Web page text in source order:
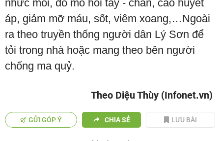
nhức mỏi, đổ mồ hôi tay - chân, cao huyết
áp, giảm mỡ máu, sốt, viêm xoang,…Ngoài
ra theo truyền thống người dân Lý Sơn để
tỏi trong nhà hoặc mang theo bên người
chống ma quỷ.
Theo Diệu Thùy (Infonet.vn)
GỬI GÓP Ý CHIA SẺ LƯU BÀI